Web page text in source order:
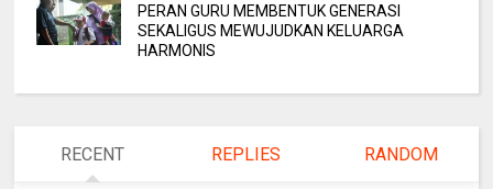
PERAN GURU MEMBENTUK GENERASI
SEKALIGUS MEWUJUDKAN KELUARGA
HARMONIS
RECENT REPLIES RANDOM